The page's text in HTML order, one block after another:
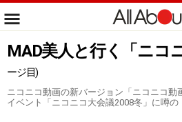
MAD美人と行く「ニコ
ージ目)
ニコニコ動画の新バージョン「ニコニコ
イベント「ニコニコ大会議2008冬」に噂